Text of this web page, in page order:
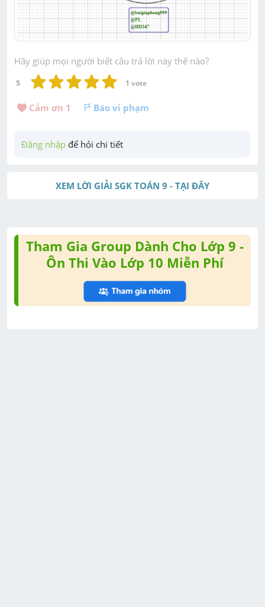
Hãy giúp mọi người biết câu trả lời này thế nào?
5 1 vote
Cảm ơn 1 Báo vi phạm
Đăng nhập để hỏi chi tiết
XEM LỜI GIẢI SGK TOÁN 9 - TẠI ĐÂY
Tham Gia Group Dành Cho Lớp 9 -
Ôn Thi Vào Lớp 10 Miễn Phí